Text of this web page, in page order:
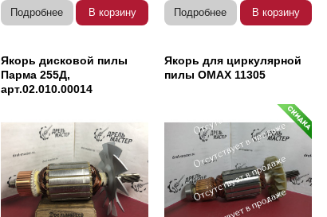
Подробнее В корзину Подробнее В корзину
Якорь дисковой пилы
Парма 255Д,
арт.02.010.00014
Якорь для циркулярной
пилы OMAX 11305